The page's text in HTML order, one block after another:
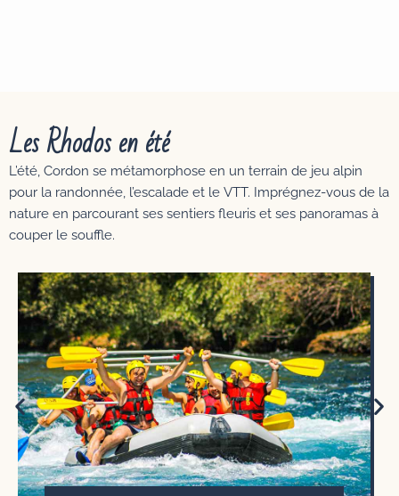
Les Rhodos en été
L’été, Cordon se métamorphose en un terrain de jeu alpin
pour la randonnée, l’escalade et le VTT. Imprégnez-vous de la
nature en parcourant ses sentiers fleuris et ses panoramas à
couper le souffle.